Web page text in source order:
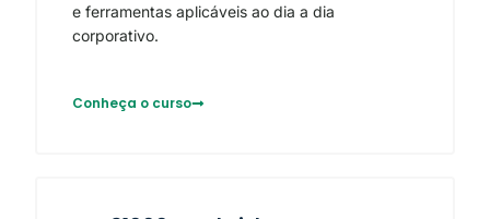
e ferramentas aplicáveis ao dia a dia
corporativo.
Conheça o curso